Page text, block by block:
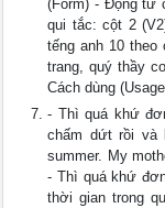
(Form) - Động từ
qui tắc: cột 2
tếng anh 10
trang, quý thầy
Cách dùng
- Thì quá khứ
chấm dứt rồi và
summer. My
- Thì quá khứ
thời gian trong